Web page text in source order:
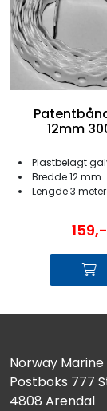
12mm
Plastbelagt
Bredde 12 mm
Lengde 3 meter
159,-
Norway Marine
Postboks 777
4808 Arendal